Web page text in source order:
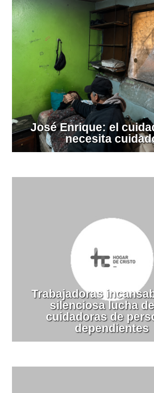
José Enrique: el
necesita
Trabajadoras
silenciosa lucha
cuidadoras de
dependientes